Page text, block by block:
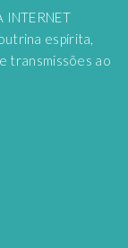
INTERNET
espírita,
transmissões ao